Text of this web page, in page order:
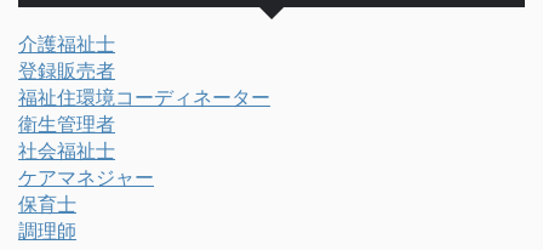
介護福祉士
登録販売者
福祉住環境コーディネーター
衛生管理者
社会福祉士
ケアマネジャー
保育士
調理師